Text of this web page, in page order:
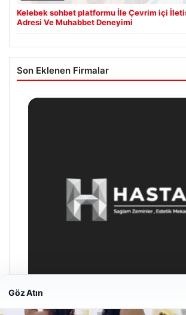
Kelebek sohbet platformu İle Çevrim içi
Adresi Ve Muhabbet Deneyimi
Son Eklenen Firmalar
Göz Atın